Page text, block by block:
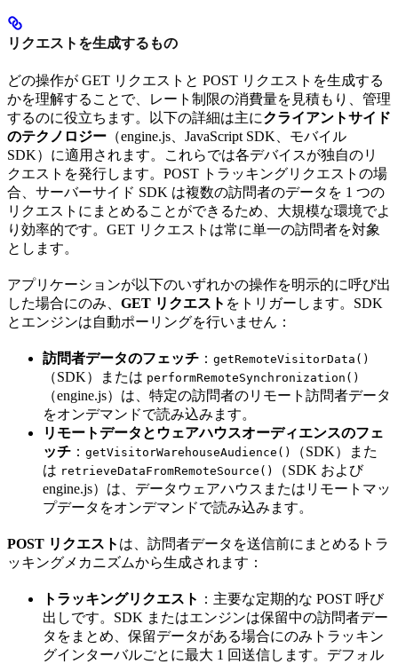
リクエストを生成するもの
どの操作が GET リクエストと POST リクエストを生成する
かを理解することで、レート制限の消費量を見積もり、管理
するのに役立ちます。以下の詳細は主にクライアントサイド
のテクノロジー （engine.js、JavaScript SDK、モバイル
SDK）に適用されます。これらでは各デバイスが独自のリ
クエストを発行します。POST トラッキングリクエストの場
合、サーバーサイド SDK は複数の訪問者のデータを 1 つの
リクエストにまとめることができるため、大規模な環境でよ
り効率的です。GET リクエストは常に単一の訪問者を対象
とします。
アプリケーションが以下のいずれかの操作を明示的に呼び出
した場合にのみ、 GET リクエスト をトリガーします。SDK
とエンジンは自動ポーリングを行いません：
訪問者データのフェッチ ： getRemoteVisitorData()
（SDK）または performRemoteSynchronization()
（engine.js）は、特定の訪問者のリモート訪問者データ
をオンデマンドで読み込みます。
リモートデータとウェアハウスオーディエンスのフェ
ッチ ： getVisitorWarehouseAudience()
（SDK）また
は retrieveDataFromRemoteSource()
（SDK および
engine.js）は、データウェアハウスまたはリモートマッ
プデータをオンデマンドで読み込みます。
POST リクエスト は、訪問者データを送信前にまとめるトラ
ッキングメカニズムから生成されます：
トラッキングリクエスト ：主要な定期的な POST 呼び
出しです。SDK またはエンジンは保留中の訪問者デー
タをまとめ、保留データがある場合にのみトラッキン
グインターバルごとに最大 1 回送信します。デフォル